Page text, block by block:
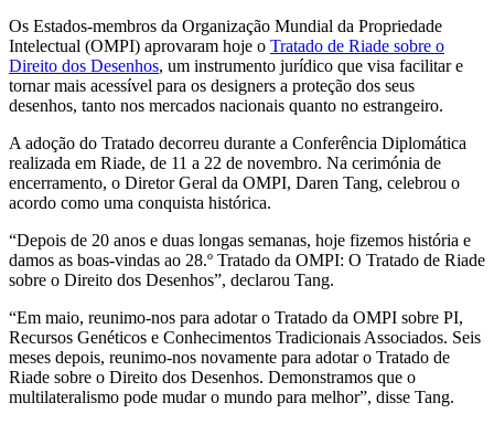
Os Estados-membros da Organização Mundial da Propriedade
Intelectual (OMPI) aprovaram hoje o Tratado de Riade sobre o
Direito dos Desenhos, um instrumento jurídico que visa facilitar e
tornar mais acessível para os designers a proteção dos seus
desenhos, tanto nos mercados nacionais quanto no estrangeiro.
A adoção do Tratado decorreu durante a Conferência Diplomática
realizada em Riade, de 11 a 22 de novembro. Na cerimónia de
encerramento, o Diretor Geral da OMPI, Daren Tang, celebrou o
acordo como uma conquista histórica.
“Depois de 20 anos e duas longas semanas, hoje fizemos história e
damos as boas-vindas ao 28.º Tratado da OMPI: O Tratado de Riade
sobre o Direito dos Desenhos”, declarou Tang.
“Em maio, reunimo-nos para adotar o Tratado da OMPI sobre PI,
Recursos Genéticos e Conhecimentos Tradicionais Associados. Seis
meses depois, reunimo-nos novamente para adotar o Tratado de
Riade sobre o Direito dos Desenhos. Demonstramos que o
multilateralismo pode mudar o mundo para melhor”, disse Tang.